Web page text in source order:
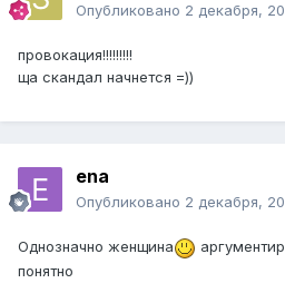
Опубликовано 2 декабря,
провокация!!!!!!!!!
ща скандал начнется =))
ena
Опубликовано 2 декабря,
Однозначно женщина
понятно